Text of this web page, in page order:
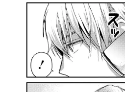
最新記事一覧
アニメ記事一覧
アニメ映画一覧
今期アニメ曜日別一覧